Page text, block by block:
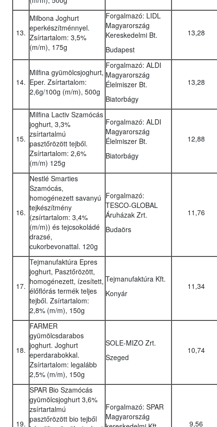
13.
Milbona Joghurt
eperkészítménnyel.
Zsírtartalom: 3,5%
(m/m), 175g
Forgalmazó: LIDL
Magyarország
Kereskedelmi Bt.
Budapest
13,28
14.
Milfina gyümölcsjoghurt,
Eper. Zsírtartalom:
2,6g/100g (m/m), 500g
Forgalmazó: ALDI
Magyarország
Élelmiszer Bt.
Biatorbágy
13,28
15.
Milfina Lactiv Szamócás
joghurt, 3,3%
zsírtartalmú
pasztőrözött tejből.
Zsírtartalom: 2,6%
(m/m) 125g
Forgalmazó: ALDI
Magyarország
Élelmiszer Bt.
Biatorbágy
12,88
16.
Nestlé Smarties
Szamócás,
homogénezett savanyú
tejkészítmény
(zsírtartalom: 3,4%
(m/m)) és tejcsokoládé
drazsé,
cukorbevonattal. 120g
Forgalmazó:
TESCO-GLOBAL
Áruházak Zrt.
Budaörs
11,76
17.
Tejmanufaktúra Epres
joghurt, Pasztőrözött,
homogénezett, ízesített,
élőflórás termék teljes
tejből. Zsírtartalom:
2,8% (m/m), 150g
Tejmanufaktúra Kft.
Konyár
11,34
18.
FARMER
gyümölcsdarabos
joghurt. Joghurt
eperdarabokkal.
Zsírtartalom: legalább
2,5% (m/m), 150g
SOLE-MIZO Zrt.
Szeged
10,74
19.
SPAR Bio Szamócás
gyümölcsjoghurt 3,6%
zsírtartalmú
pasztőrözött bio tejből
Forgalmazó: SPAR
Magyarország
9,56